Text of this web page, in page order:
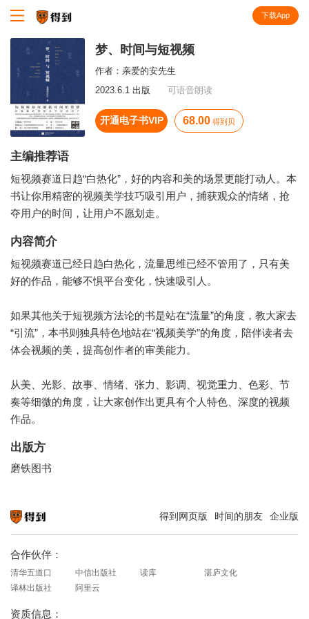
下载App
梦、时间与短视频
作者： 亲爱的安先生
2023.6.1 出版
可语音朗读
开通电子书VIP 68.00 得到贝
主编推荐语
短视频赛道日趋“白热化”，好的内容和美的场景更能打动人。本
书让你用精密的视频美学技巧吸引用户，捕获观众的情绪，抢
夺用户的时间，让用户不愿划走。
内容简介
短视频赛道已经日趋白热化，流量思维已经不管用了，只有美
好的作品，能够不惧平台变化，快速吸引人。
如果其他关于短视频方法论的书是站在“流量”的角度，教大家去
“引流”，本书则独具特色地站在“视频美学”的角度，陪伴读者去
体会视频的美，提高创作者的审美能力。
从美、光影、故事、情绪、张力、影调、视觉重力、色彩、节
奏等细微的角度，让大家创作出更具有个人特色、深度的视频
作品。
出版方
磨铁图书
得到网页版 时间的朋友 企业版
合作伙伴：
清华五道口 中信出版社 读库
湛庐文化
译林出版社
阿里云
资质信息：